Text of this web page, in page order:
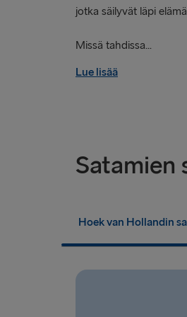
jotka säilyvät läpi
Missä tahdissa...
Lue lisää
Satamien
Hoek van Hollandin